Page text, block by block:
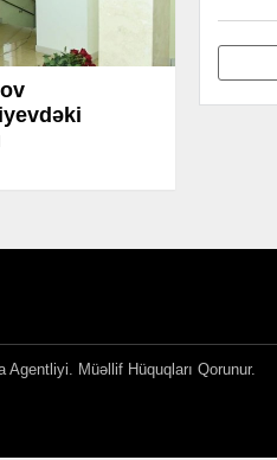
Agentliyi. Müəllif Hüquqları Qorunur.